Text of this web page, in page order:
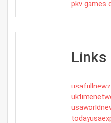
pkv games
Links